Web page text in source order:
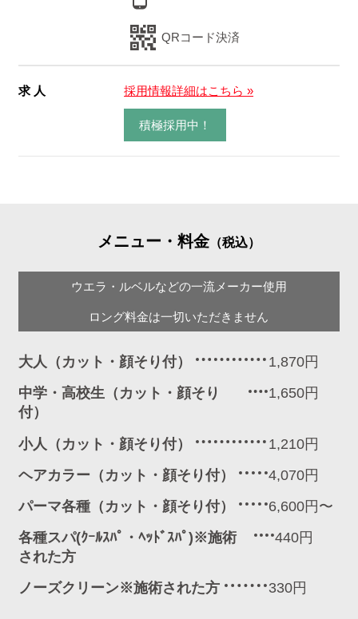
QRコード決済
求 人 採用情報詳細はこちら »
積極採用中！
メニュー・料金（税込）
ウエラ・ルベルなどの一流メーカー使用
ロング料金は一切いただきません
大人（カット・顔そり付）
1,870円
中学・高校生（カット・顔そり
付）
1,650円
小人（カット・顔そり付）
1,210円
ヘアカラー（カット・顔そり付）
4,070円
パーマ各種（カット・顔そり付）
6,600円〜
各種スパ(ｸｰﾙｽﾊﾟ・ﾍｯﾄﾞｽﾊﾟ)※施術
された方
440円
ノーズクリーン※施術された方 330円